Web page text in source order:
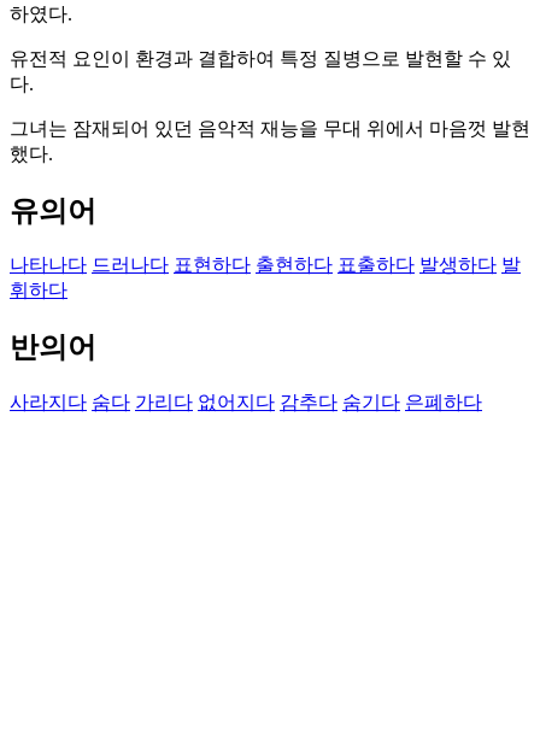
하였다.
유전적 요인이 환경과 결합하여 특정 질병으로 발현할 수 있
다.
그녀는 잠재되어 있던 음악적 재능을 무대 위에서 마음껏 발현
했다.
유의어
나타나다 드러나다 표현하다 출현하다 표출하다 발생하다 발
휘하다
반의어
사라지다 숨다 가리다 없어지다 감추다 숨기다 은폐하다